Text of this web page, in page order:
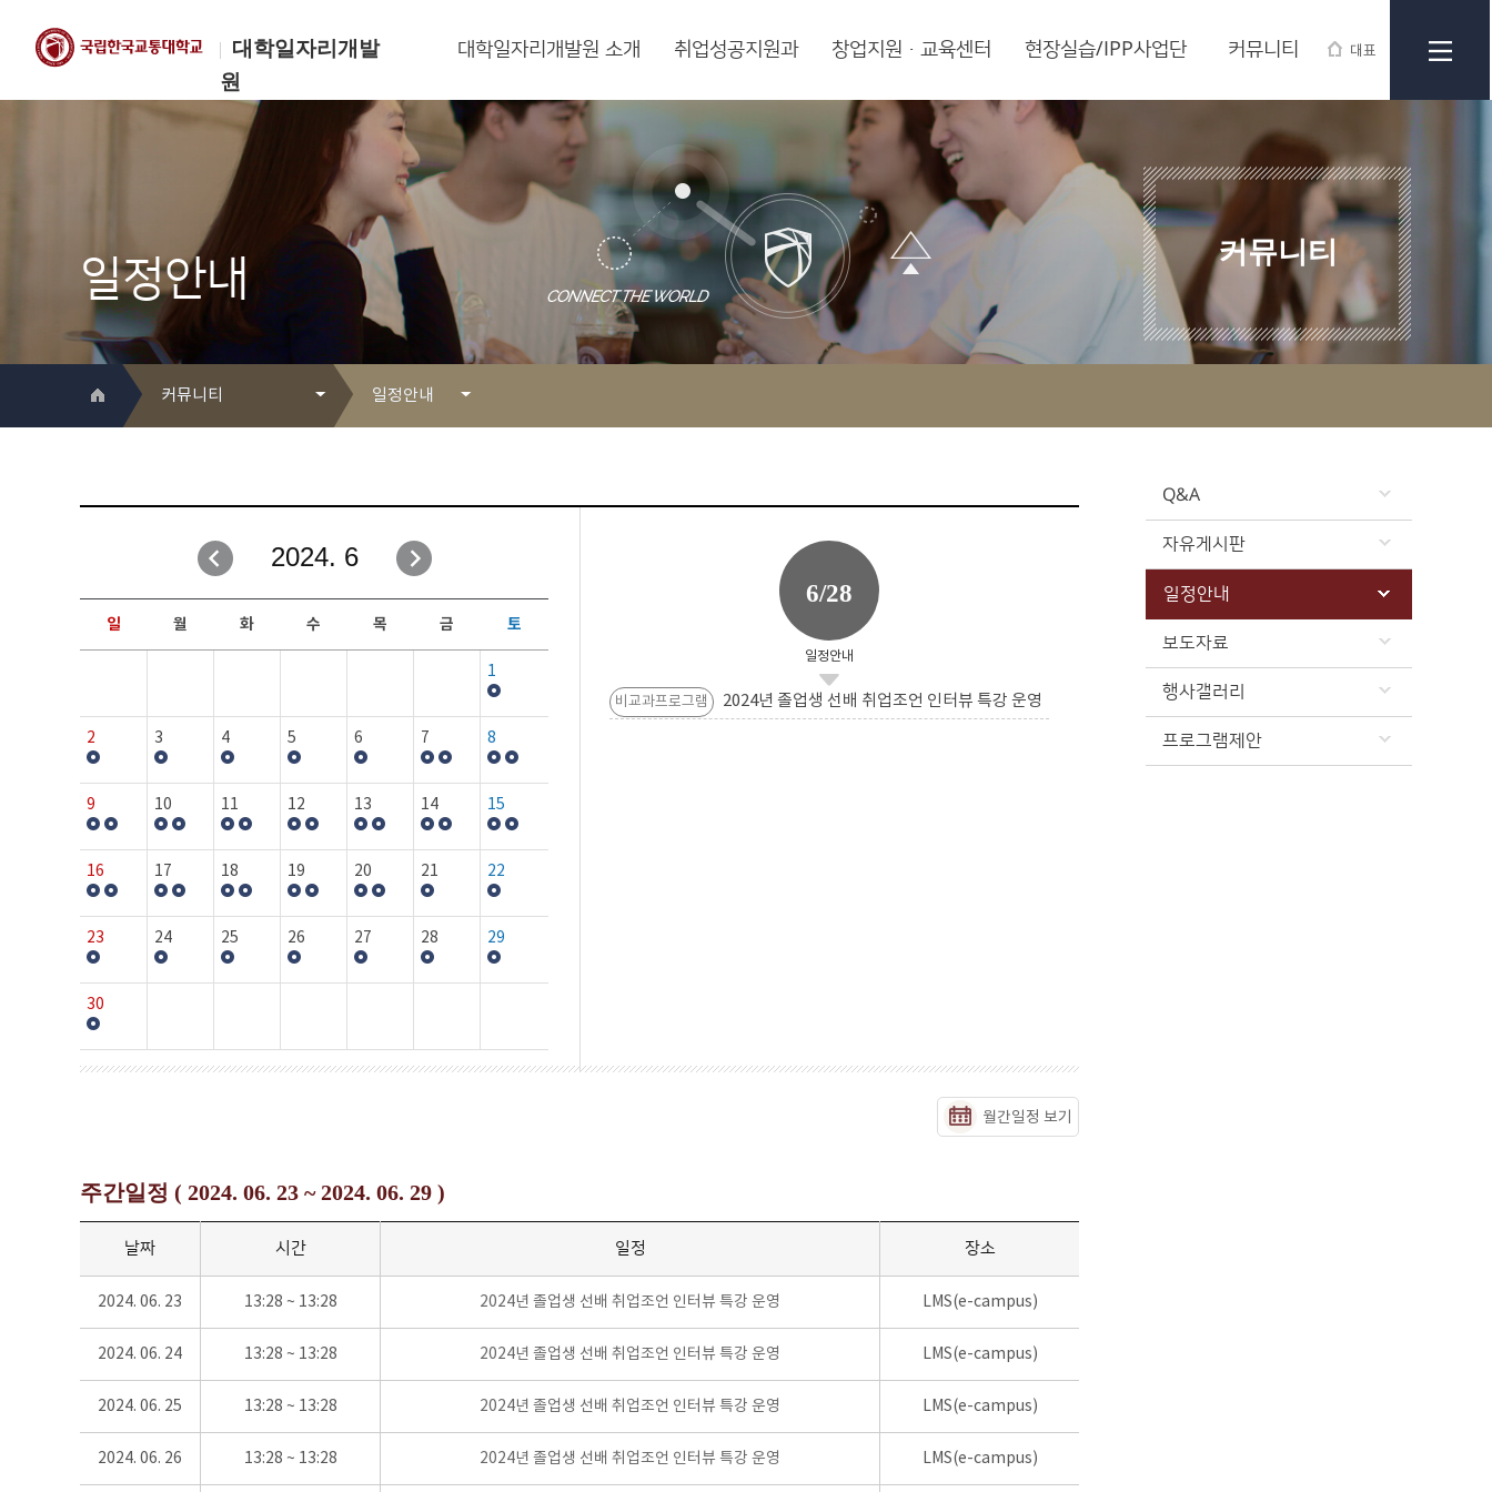
대학일자리개발
원
대표
한국교통대학교
대학일자리개발원
대학일자리개발원 소개 취업성공지원과 창업지원·교육센터 현장실습/IPP사업단 커뮤니티
일정안내
커뮤니티
커뮤니티
취업성공지원과
창업지원·교육센터
현장실습/IPP사업단
커뮤니티
일정안내
자유게시판
일정안내
보도자료
행사갤러리
Q&A
자유게시판
일정안내
보도자료
행사갤러리
프로그램제안
2024. 6
일 월 화 수 목 금 토
1
2 3 4 5 6 7 8
9 10 11 12 13 14 15
16 17 18 19 20 21 22
23 24 25 26 27 28 29
30
6/28
일정안내
비교과프로그램 2024년 졸업생 선배 취업조언 인터뷰 특강 운영
월간일정 보기
주간일정 ( 2024. 06. 23 ~ 2024. 06. 29 )
날짜 시간 일정 장소
2024. 06. 23 13:28 ~ 13:28 2024년 졸업생 선배 취업조언 인터뷰 특강 운영 LMS(e-campus)
2024. 06. 24 13:28 ~ 13:28 2024년 졸업생 선배 취업조언 인터뷰 특강 운영 LMS(e-campus)
2024. 06. 25 13:28 ~ 13:28 2024년 졸업생 선배 취업조언 인터뷰 특강 운영 LMS(e-campus)
2024. 06. 26 13:28 ~ 13:28 2024년 졸업생 선배 취업조언 인터뷰 특강 운영 LMS(e-campus)